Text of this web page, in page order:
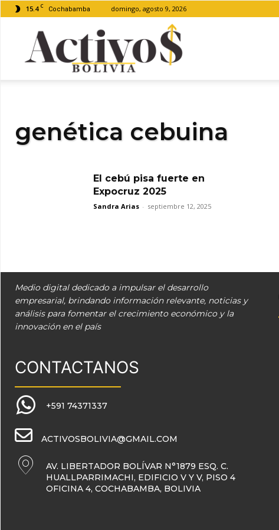
15.4 C Cochabamba domingo, agosto 9, 2026
genética cebuina
El cebú pisa fuerte en
Expocruz 2025
Sandra Arias - septiembre 12, 2025
Medio digital dedicado a impulsar el desarrollo
empresarial, brindando información relevante, noticias y
análisis para fomentar el crecimiento económico y la
innovación en el país
CONTACTANOS
+591 74371337
ACTIVOSBOLIVIA@GMAIL.COM
AV. LIBERTADOR BOLÍVAR N°1879 ESQ. C.
HUALLPARRIMACHI, EDIFICIO V Y V, PISO 4
OFICINA 4, COCHABAMBA, BOLIVIA